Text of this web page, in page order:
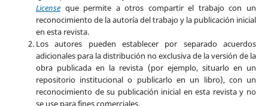
Licenseque permite a otros compartir el trabajo con un
reconocimiento de la autoría del trabajo y la publicación inicial
en esta revista.
Los autores pueden establecer por separado acuerdos
adicionales para la distribución no exclusiva de la versión de la
obra publicada en la revista (por ejemplo, situarlo en un
repositorio institucional o publicarlo en un libro), con un
reconocimiento de su publicación inicial en esta revista y no
se use para fines comerciales.